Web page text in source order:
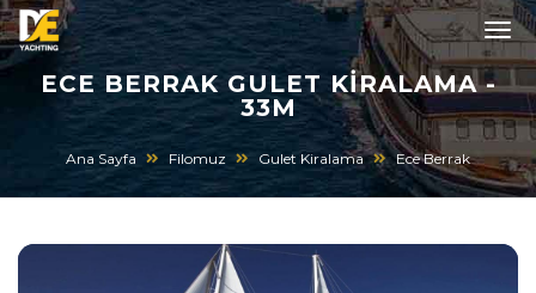
ECE BERRAK GULET KIRALAMA -
33M
Ana Sayfa Filomuz Gulet Kiralama Ece Berrak